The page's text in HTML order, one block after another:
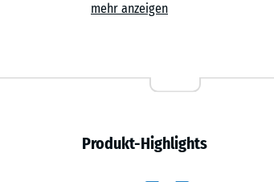
Untergrund verlegt. Die kalibrierte
Griffig und ganzjährig bespielbar
mehr anzeigen
Produkt-Highlights